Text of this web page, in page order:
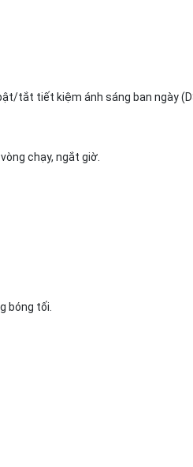
tắt tiết kiệm ánh sáng ban ngày
chạy, ngắt giờ.
bóng tối.